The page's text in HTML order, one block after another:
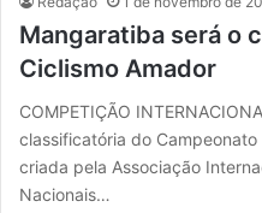
Mangaratiba será o
Ciclismo Amador
COMPETIÇÃO
classificatória do
criada pela Associação
Nacionais…